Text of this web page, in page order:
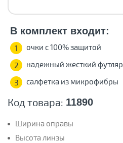
Код товара: 11890
Ширина оправы
Высота линзы
В комплект входит:
1 очки с 100% защитой
2 надежный жесткий футляр
3 салфетка из микрофибры